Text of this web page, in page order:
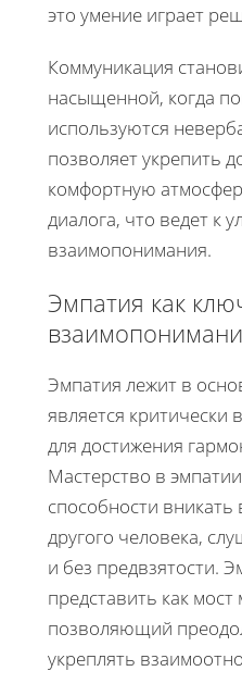
это умение играет
Коммуникация
насыщенной, когда
используются
позволяет укрепить
комфортную
диалога, что ведет к
взаимопонимания.
Эмпатия как
Эмпатия лежит в
является
для достижения
Мастерство в
способности вникать
другого человека,
и без предвзятости.
представить как
позволяющий
укреплять